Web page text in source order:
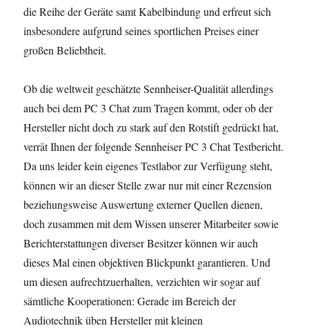
die Reihe der Geräte samt Kabelbindung und erfreut sich
insbesondere aufgrund seines sportlichen Preises einer
großen Beliebtheit.
Ob die weltweit geschätzte Sennheiser-Qualität allerdings
auch bei dem PC 3 Chat zum Tragen kommt, oder ob der
Hersteller nicht doch zu stark auf den Rotstift gedrückt hat,
verrät Ihnen der folgende Sennheiser PC 3 Chat Testbericht.
Da uns leider kein eigenes Testlabor zur Verfügung steht,
können wir an dieser Stelle zwar nur mit einer Rezension
beziehungsweise Auswertung externer Quellen dienen,
doch zusammen mit dem Wissen unserer Mitarbeiter sowie
Berichterstattungen diverser Besitzer können wir auch
dieses Mal einen objektiven Blickpunkt garantieren. Und
um diesen aufrechtzuerhalten, verzichten wir sogar auf
sämtliche Kooperationen: Gerade im Bereich der
Audiotechnik üben Hersteller mit kleinen